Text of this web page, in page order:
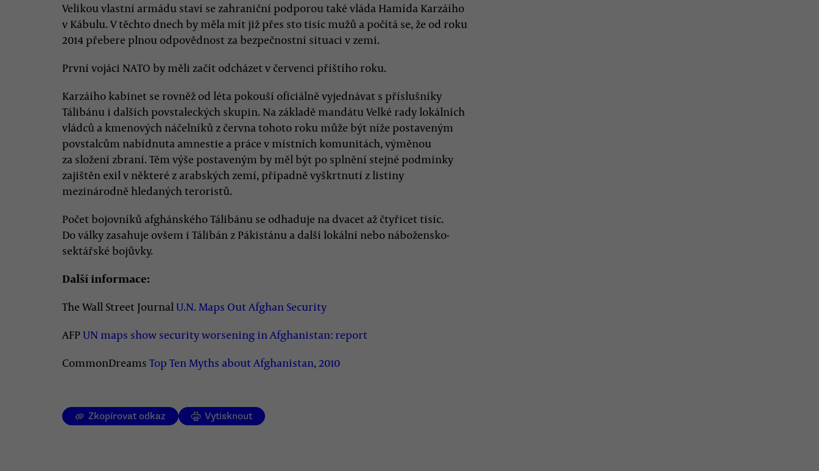
Velikou vlastní armádu staví se zahraniční podporou také vláda Hamída Karzáího
v Kábulu. V těchto dnech by měla mít již přes sto tisíc mužů a počítá se, že od roku
2014 přebere plnou odpovědnost za bezpečnostní situaci v zemi.
První vojáci NATO by měli začít odcházet v červenci příštího roku.
Karzáího kabinet se rovněž od léta pokouší oficiálně vyjednávat s příslušníky
Tálibánu i dalších povstaleckých skupin. Na základě mandátu Velké rady lokálních
vládců a kmenových náčelníků z června tohoto roku může být níže postaveným
povstalcům nabídnuta amnestie a práce v místních komunitách, výměnou
za složení zbraní. Těm výše postaveným by měl být po splnění stejné podmínky
zajištěn exil v některé z arabských zemí, případně vyškrtnutí z listiny
mezinárodně hledaných teroristů.
Počet bojovníků afghánského Tálibánu se odhaduje na dvacet až čtyřicet tisíc.
Do války zasahuje ovšem i Tálibán z Pákistánu a další lokální nebo nábožensko-
sektářské bojůvky.
Další informace:
The Wall Street JournalU.N. Maps Out Afghan Security
AFPUN maps show security worsening in Afghanistan: report
CommonDreams Top Ten Myths about Afghanistan, 2010
Zkopírovat odkaz Vytisknout